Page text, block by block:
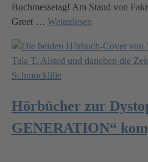
Buchmessetag! Am Stand von
Greet … Weiterlesen
Hörbücher zur
GENERATION“